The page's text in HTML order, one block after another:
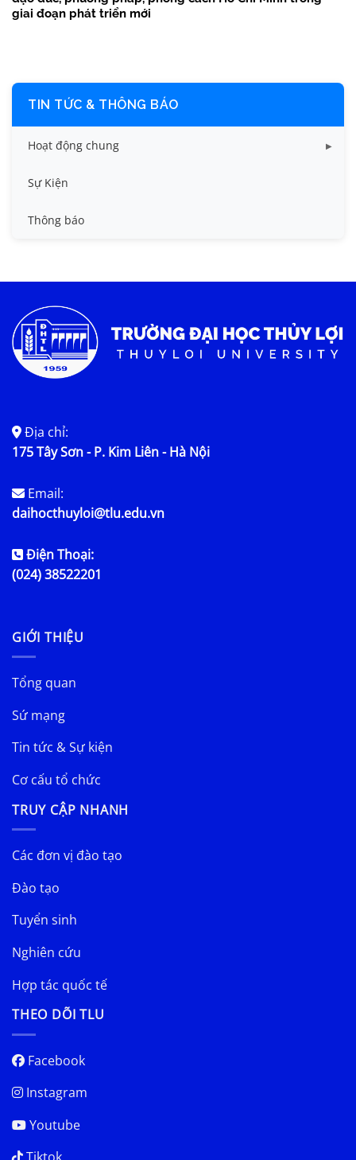
giai đoạn phát triển mới
TIN TỨC & THÔNG BÁO
Hoạt động chung
Tin công tác sinh viên
Tin đào tạo
Tin tức chung
Sự Kiện
Thông báo
Địa chỉ:
175 Tây Sơn - P. Kim Liên - Hà Nội
Email:
daihocthuyloi@tlu.edu.vn
Điện Thoại:
(024) 38522201
GIỚI THIỆU
Tổng quan
Sứ mạng
Tin tức & Sự kiện
Cơ cấu tổ chức
TRUY CẬP NHANH
Các đơn vị đào tạo
Đào tạo
Tuyển sinh
Nghiên cứu
Hợp tác quốc tế
THEO DÕI TLU
Facebook
Instagram
Youtube